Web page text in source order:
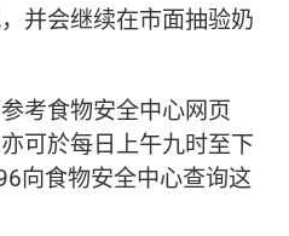
并会继续在市面抽验奶
考食物安全中心网页
可於每日上午九时至下
向食物安全中心查询这